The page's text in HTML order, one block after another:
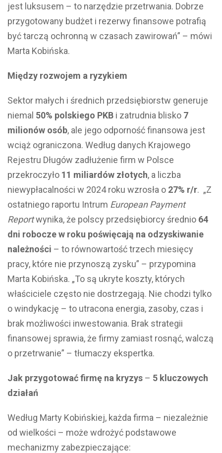
jest luksusem – to narzędzie przetrwania. Dobrze
przygotowany budżet i rezerwy finansowe potrafią
być tarczą ochronną w czasach zawirowań” – mówi
Marta Kobińska.
Między rozwojem a ryzykiem
Sektor małych i średnich przedsiębiorstw generuje
niemal 50% polskiego PKB i zatrudnia blisko 7
milionów osób, ale jego odporność finansowa jest
wciąż ograniczona. Według danych Krajowego
Rejestru Długów zadłużenie firm w Polsce
przekroczyło 11 miliardów złotych, a liczba
niewypłacalności w 2024 roku wzrosła o 27% r/r. „Z
ostatniego raportu Intrum European Payment
Reportwynika, że polscy przedsiębiorcy średnio 64
dni robocze w roku poświęcają na odzyskiwanie
należności – to równowartość trzech miesięcy
pracy, które nie przynoszą zysku” – przypomina
Marta Kobińska. „To są ukryte koszty, których
właściciele często nie dostrzegają. Nie chodzi tylko
o windykację – to utracona energia, zasoby, czas i
brak możliwości inwestowania. Brak strategii
finansowej sprawia, że firmy zamiast rosnąć, walczą
o przetrwanie” – tłumaczy ekspertka.
Jak przygotować firmę na kryzys – 5 kluczowych
działań
Według Marty Kobińskiej, każda firma – niezależnie
od wielkości – może wdrożyć podstawowe
mechanizmy zabezpieczające: